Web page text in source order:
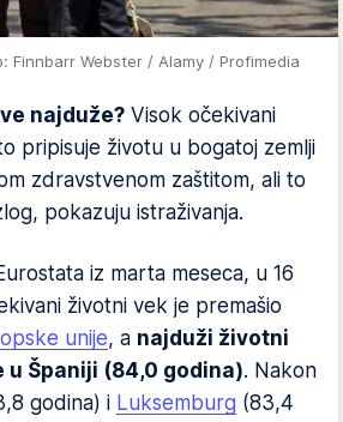
Finnbarr Webster / Alamy / Profimedia
najduže? Visok očekivani
pripisuje životu u bogatoj zemlji
zdravstvenom zaštitom, ali to
pokazuju istraživanja.
iz marta meseca, u 16
životni vek je premašio
unije, a najduži životni
u Španiji (84,0 godina). Nakon
godina) i Luksemburg (83,4